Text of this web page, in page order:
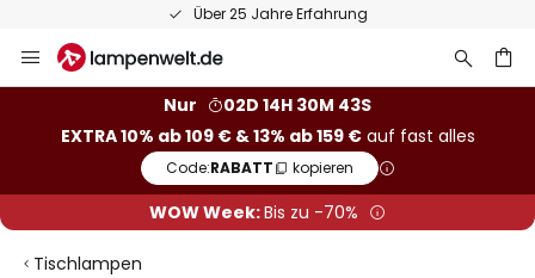
Über 25 Jahre Erfahrung
Inhalt
Nur
02D 14H 30M 43S
EXTRA 10% ab 109 € & 13% ab 159 €auf fast alles
Code:RABATT kopieren
WOW Week:Bis zu -70%
Tischlampen